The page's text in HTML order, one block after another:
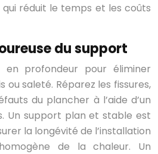
réduit le temps et les coûts
du support
profondeur pour éliminer
ou saleté. Réparez les fissures,
du plancher à l’aide d’un
Un support plan et stable est
la longévité de l’installation
de la chaleur. Un